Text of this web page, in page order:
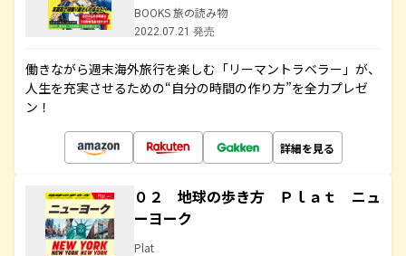
BOOKS 旅の読み物
2022.07.21 発売
働きながら週末海外旅行を楽しむ「リーマントラベラー」が、
人生を充実させるための“自分の時間の作り方”を全力プレゼ
ン！
詳細を見る
０２ 地球の歩き方 Ｐｌａｔ ニュ
ーヨーク
Plat